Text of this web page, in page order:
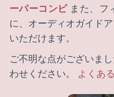
ーパーコンビまた、フ
に、オーディオガイド
いただけます。
ご不明な点がございま
わせください。
よくあ